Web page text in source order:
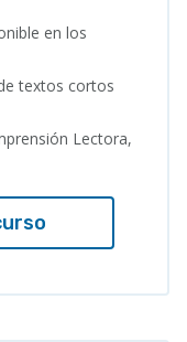
en los
textos cortos
Lectora,